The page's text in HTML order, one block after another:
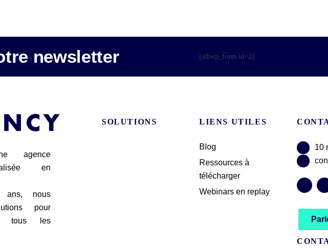
newsletter [sibwp_form id=2]
agence
en
nous
pour
tous les
SOLUTIONS LIENS UTILES
Blog
Ressources à
télécharger
Webinars en replay
10